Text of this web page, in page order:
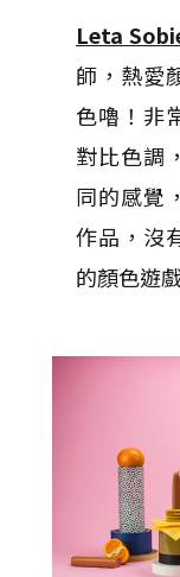
Leta
師，熱愛
色嚕！非
對比色調
同的感覺
作品，沒
的顏色遊